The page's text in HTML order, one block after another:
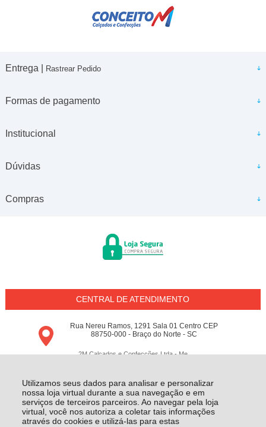
Utilizamos seus dados para analisar e personalizar
nossa loja virtual durante a sua navegação e em
serviços de terceiros parceiros. Ao navegar pela loja
virtual, você nos autoriza a coletar tais informações
através do cookies e utilizá-las para estas
Entrega | Rastrear Pedido
Formas de pagamento
Institucional
Dúvidas
Compras
CENTRAL DE ATENDIMENTO
Rua Nereu Ramos, 1291 Sala 01 Centro CEP
88750-000 - Braço do Norte - SC
2M Calçados e Confecções Ltda - Me